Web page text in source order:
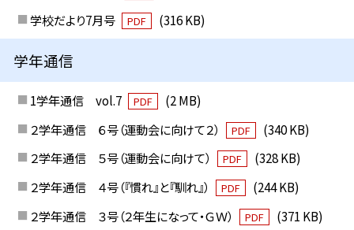
学校だより7月号
PDF (316 KB)
学年通信
1学年通信 vol.7 PDF
(2 MB)
２学年通信 ６号（運動会に向けて２）
PDF
(340 KB)
２学年通信 ５号（運動会に向けて）
PDF
(328 KB)
２学年通信 ４号（『慣れ』と『馴れ』）
PDF
(244 KB)
２学年通信 ３号（２年生になって・ＧＷ）
PDF
(371 KB)